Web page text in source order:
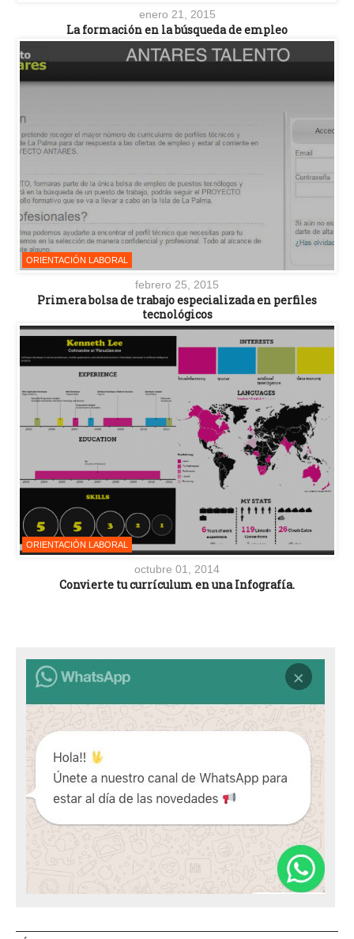
enero 21, 2015
La formación en la búsqueda de empleo
ORIENTACIÓN LABORAL
febrero 25, 2015
Primera bolsa de trabajo especializada en perfiles
tecnológicos
ORIENTACIÓN LABORAL
octubre 01, 2014
Convierte tu currículum en una Infografía.